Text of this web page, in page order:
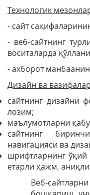
Технологик
- сайт
- веб-сайтнинг
воситаларда
- ахборот
Дизайн ва
сайтнинг дизайни
лозим;
маълумотларни
сайтнинг
навигацияси ва
шрифтларнинг
етарли ҳажм,
Веб-